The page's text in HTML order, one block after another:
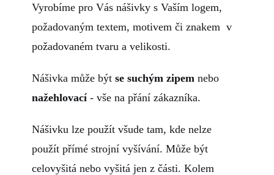
Vyrobíme pro Vás nášivky s Vaším logem,
požadovaným textem, motivem či znakem v
požadovaném tvaru a velikosti.
Nášivka může býtse suchým zipem nebo
nažehlovací- vše na přání zákazníka.
Nášivku lze použít všude tam, kde nelze
použít přímé strojní vyšívání. Může být
celovyšitá nebo vyšitá jen z části. Kolem